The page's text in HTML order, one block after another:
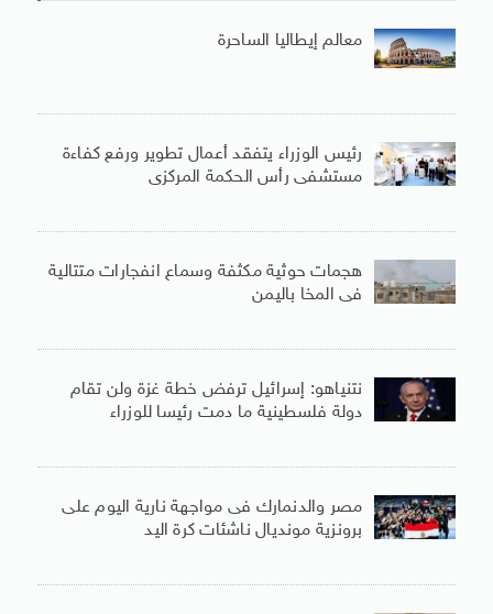
معالم إيطاليا الساحرة
رئيس الوزراء يتفقد أعمال تطوير ورفع كفاءة
مستشفى رأس الحكمة المركزى
هجمات حوثية مكثفة وسماع انفجارات متتالية
فى المخا باليمن
نتنياهو: إسرائيل ترفض خطة غزة ولن تقام
دولة فلسطينية ما دمت رئيسا للوزراء
مصر والدنمارك فى مواجهة نارية اليوم على
برونزية مونديال ناشئات كرة اليد